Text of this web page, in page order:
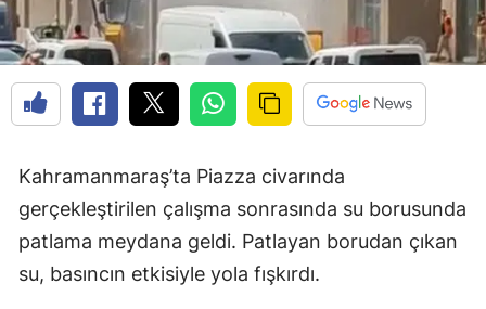
Kahramanmaraş’ta Piazza civarında
gerçekleştirilen çalışma sonrasında su borusunda
patlama meydana geldi. Patlayan borudan çıkan
su, basıncın etkisiyle yola fışkırdı.